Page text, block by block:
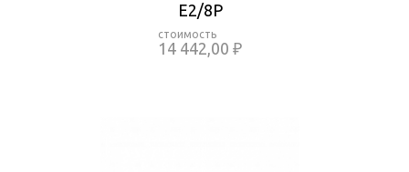
E2/8P
14 442,00 ₽